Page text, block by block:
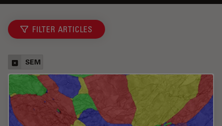
FILTER ARTICLES
SEM